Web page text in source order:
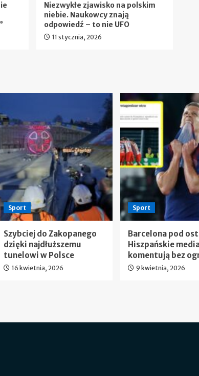
Niezwykłe zjawisko na polskim
niebie. Naukowcy znają
odpowiedź – to nie UFO
11 stycznia, 2026
Sport
Szybciej do Zakopanego
dzięki najdłuższemu
tunelowi w Polsce
16 kwietnia, 2026
Sport
Barcelona pod
Hiszpańskie
komentują bez
9 kwietnia, 2026